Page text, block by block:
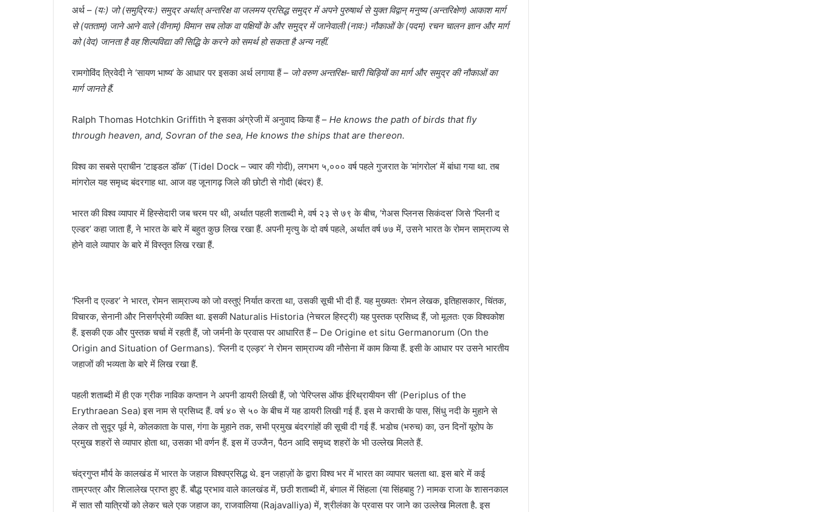
अर्थ – (यः) जो (समुद्रियः) समुद्र अर्थात् अन्तरिक्ष वा जलमय प्रसिद्ध समुद्र में अपने पुरुषार्थ से युक्त विद्वान् मनुष्य (अन्तरिक्षेण) आकाश मार्ग
से (पतताम्) जाने आने वाले (वीनाम्) विमान सब लोक वा पक्षियों के और समुद्र में जानेवाली (नावः) नौकाओं के (पदम्) रचन चालन ज्ञान और मार्ग
को (वेद) जानता है वह शिल्पविद्या की सिद्धि के करने को समर्थ हो सकता है अन्य नहीं.
रामगोविंद त्रिवेदी ने ‘सायण भाष्य’ के आधार पर इसका अर्थ लगाया हैं – जो वरुण अन्तरिक्ष-चारी चिड़ियों का मार्ग और समुद्र की नौकाओं का
मार्ग जानते हैं.
Ralph Thomas Hotchkin Griffith ने इसका अंग्रेजी में अनुवाद किया हैं – He knows the path of birds that fly
through heaven, and, Sovran of the sea, He knows the ships that are thereon.
विश्व का सबसे प्राचीन ‘टाइडल डॉक’ (Tidel Dock – ज्वार की गोदी), लगभग ५,००० वर्ष पहले गुजरात के ‘मांगरोल’ में बांधा गया था. तब
मांगरोल यह समृध्द बंदरगाह था. आज वह जूनागढ़ जिले की छोटी से गोदी (बंदर) हैं.
भारत की विश्व व्यापार में हिस्सेदारी जब चरम पर थी, अर्थात पहली शताब्दी मे, वर्ष २३ से ७९ के बीच, ‘गेअस प्लिनस सिकंदस’ जिसे ‘प्लिनी द
एल्डर’ कहा जाता हैं, ने भारत के बारे में बहुत कुछ लिख रखा हैं. अपनी मृत्यु के दो वर्ष पहले, अर्थात वर्ष ७७ में, उसने भारत के रोमन साम्राज्य से
होने वाले व्यापार के बारे में विस्तृत लिख रखा हैं.
‘प्लिनी द एल्डर’ ने भारत, रोमन साम्राज्य को जो वस्तुएं निर्यात करता था, उसकी सूची भी दी हैं. यह मुख्यतः रोमन लेखक, इतिहासकार, चिंतक,
विचारक, सेनानी और निसर्गप्रेमी व्यक्ति था. इसकी Naturalis Historia (नेचरल हिस्ट्री) यह पुस्तक प्रसिध्द हैं, जो मूलतः एक विश्वकोश
हैं. इसकी एक और पुस्तक चर्चा में रहती हैं, जो जर्मनी के प्रवास पर आधारित हैं – De Origine et situ Germanorum (On the
Origin and Situation of Germans). ‘प्लिनी द एल्ड़र’ ने रोमन साम्राज्य की नौसेना में काम किया हैं. इसी के आधार पर उसने भारतीय
जहाजों की भव्यता के बारे में लिख रखा हैं.
पहली शताब्दी में ही एक ग्रीक नाविक कप्तान ने अपनी डायरी लिखी हैं, जो ‘पेरिप्लस ऑफ ईरिथ्रायीयन सी’ (Periplus of the
Erythraean Sea) इस नाम से प्रसिध्द हैं. वर्ष ४० से ५० के बीच में यह डायरी लिखी गई हैं. इस मे कराची के पास, सिंधु नदी के मुहाने से
लेकर तो सुदूर पूर्व मे, कोलकाता के पास, गंगा के मुहाने तक, सभी प्रमुख बंदरगांहों की सूची दी गई हैं. भडोच (भरुच) का, उन दिनों यूरोप के
प्रमुख शहरों से व्यापार होता था, उसका भी वर्णन हैं. इस में उज्जैन, पैठन आदि समृध्द शहरों के भी उल्लेख मिलते हैं.
चंद्रगुप्त मौर्य के कालखंड में भारत के जहाज विश्वप्रसिद्ध थे. इन जहाज़ों के द्वारा विश्व भर में भारत का व्यापार चलता था. इस बारे में कई
ताम्रपत्र और शिलालेख प्राप्त हुए हैं. बौद्ध प्रभाव वाले कालखंड में, छठी शताब्दी में, बंगाल में सिंहला (या सिंहबाहु ?) नामक राजा के शासनकाल
में सात सौ यात्रियों को लेकर चले एक जहाज का, राजवालिया (Rajavalliya) में, श्रीलंका के प्रवास पर जाने का उल्लेख मिलता है. इस